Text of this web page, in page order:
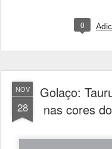
0
NOV
28
Golaço:
nas cores